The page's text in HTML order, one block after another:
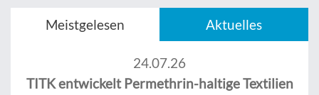
Meistgelesen Aktuelles
24.07.26
TITK entwickelt Permethrin-haltige Textilien